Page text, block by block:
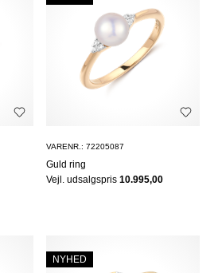
VARENR.: 72205087
Guld ring
Vejl. udsalgspris10.995,00
NYHED